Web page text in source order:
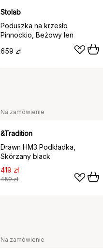
Stolab
Poduszka na krzesło
Pinnockio, Beżowy len
659 zł
Na zamówienie
&Tradition
Drawn HM3 Podkładka,
Skórzany black
419 zł
459 zł
Na zamówienie